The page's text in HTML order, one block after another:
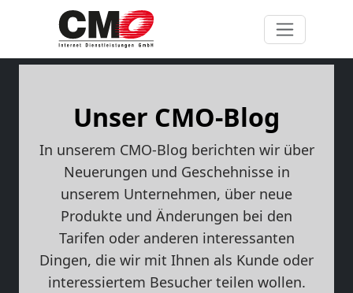
Unser CMO-Blog
In unserem CMO-Blog berichten wir über
Neuerungen und Geschehnisse in
unserem Unternehmen, über neue
Produkte und Änderungen bei den
Tarifen oder anderen interessanten
Dingen, die wir mit Ihnen als Kunde oder
interessiertem Besucher teilen wollen.